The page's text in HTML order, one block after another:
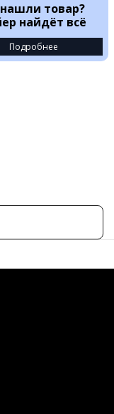
товар?
найдёт всё
Подробнее